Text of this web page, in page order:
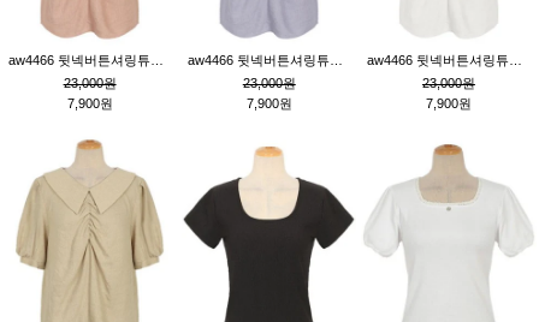
23,000원
7,900원
23,000원
7,900원
23,000원
7,900원